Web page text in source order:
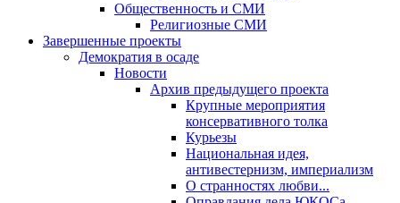
Общественность и СМИ
Религиозные СМИ
Завершенные проекты
Демократия в осаде
Новости
Архив предыдущего проекта
Крупные мероприятия
консервативного толка
Курьезы
Национальная идея,
антивестернизм, империализм
О странностях любви...